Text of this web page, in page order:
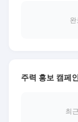
주력 홍보 캠페
최